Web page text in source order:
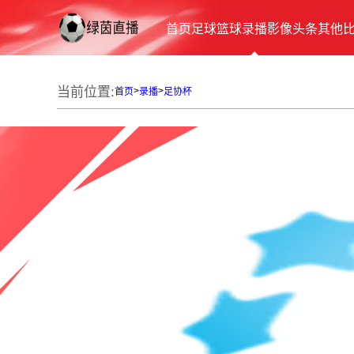
首页足球篮球录播影像头条其他
当前位置:首页>录播>足协杯